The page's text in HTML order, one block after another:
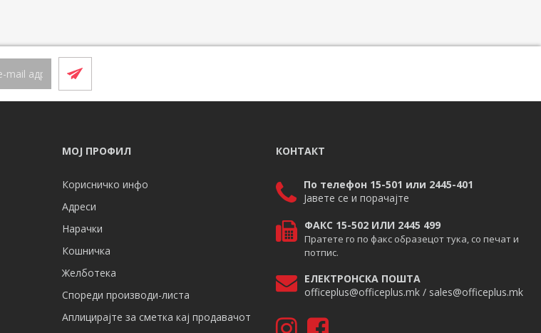
МОЈ ПРОФИЛ
Корисничко инфо
Адреси
Нарачки
Кошничка
Желботека
Спореди производи-листа
Аплицирајте за сметка кај продавачот
КОНТАКТ
По телефон 15-501 или 2445-401
Јавете се и порачајте
ФАКС 15-502 ИЛИ 2445 499
Пратете го по факс образецот тука, со печат и
потпис.
ЕЛЕКТРОНСКА ПОШТА
officeplus@officeplus.mk / sales@officeplus.mk